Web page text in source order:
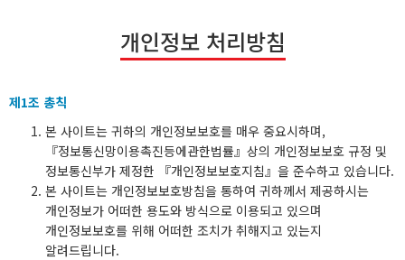
개인정보 처리방침
제1조 총칙
본 사이트는 귀하의 개인정보보호를 매우 중요시하며,
『정보통신망이용촉진등에관한법률』상의 개인정보보호 규정 및
정보통신부가 제정한 『개인정보보호지침』을 준수하고 있습니다.
본 사이트는 개인정보보호방침을 통하여 귀하께서 제공하시는
개인정보가 어떠한 용도와 방식으로 이용되고 있으며
개인정보보호를 위해 어떠한 조치가 취해지고 있는지
알려드립니다.